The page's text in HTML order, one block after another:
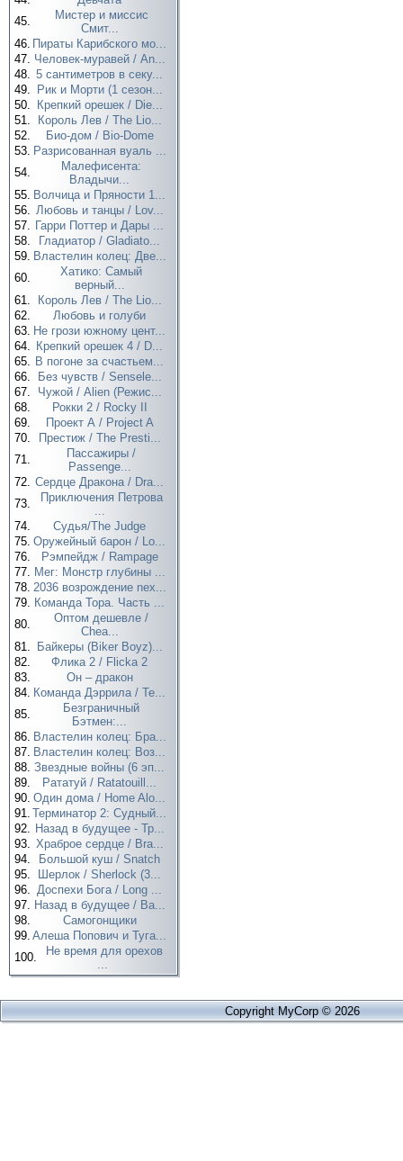
45.
Мистер и миссис
Смит...
46. Пираты Карибского мо...
47. Человек-муравей / An...
48. 5 сантиметров в секу...
49.
Рик и Морти (1 сезон...
50.
Крепкий орешек / Die...
51.
Король Лев / The Lio...
52.
Био-дом / Bio-Dome
53. Разрисованная вуаль ...
54.
Малефисента:
Владычи...
55. Волчица и Пряности 1...
56. Любовь и танцы / Lov...
57. Гарри Поттер и Дары ...
58.
Гладиатор / Gladiato...
59. Властелин колец: Две...
60.
Хатико: Самый
верный...
61.
Король Лев / The Lio...
62.
Любовь и голуби
63. Не грози южному цент...
64. Крепкий орешек 4 / D...
65. В погоне за счастьем...
66.
Без чувств / Sensele...
67.
Чужой / Alien (Режис...
68.
Рокки 2 / Rocky II
69.
Проект А / Project A
70.
Престиж / The Presti...
71.
Пассажиры /
Passenge...
72. Сердце Дракона / Dra...
73.
Приключения Петрова
...
74.
Судья/The Judge
75. Оружейный барон / Lo...
76.
Рэмпейдж / Rampage
77. Мег: Монстр глубины ...
78. 2036 возрождение nex...
79. Команда Тора. Часть ...
80.
Оптом дешевле /
Chea...
81.
Байкеры (Biker Boyz)...
82.
Флика 2 / Flicka 2
83.
Он – дракон
84. Команда Дэррила / Te...
85.
Безграничный
Бэтмен:...
86. Властелин колец: Бра...
87. Властелин колец: Воз...
88. Звездные войны (6 эп...
89.
Рататуй / Ratatouill...
90. Один дома / Home Alo...
91. Терминатор 2: Судный...
92. Назад в будущее - Тр...
93. Храброе сердце / Bra...
94.
Большой куш / Snatch
95.
Шерлок / Sherlock (3...
96. Доспехи Бога / Long ...
97. Назад в будущее / Ba...
98.
Самогонщики
99. Алеша Попович и Туга...
100.
Не время для орехов
...
Copyright MyCorp © 2026